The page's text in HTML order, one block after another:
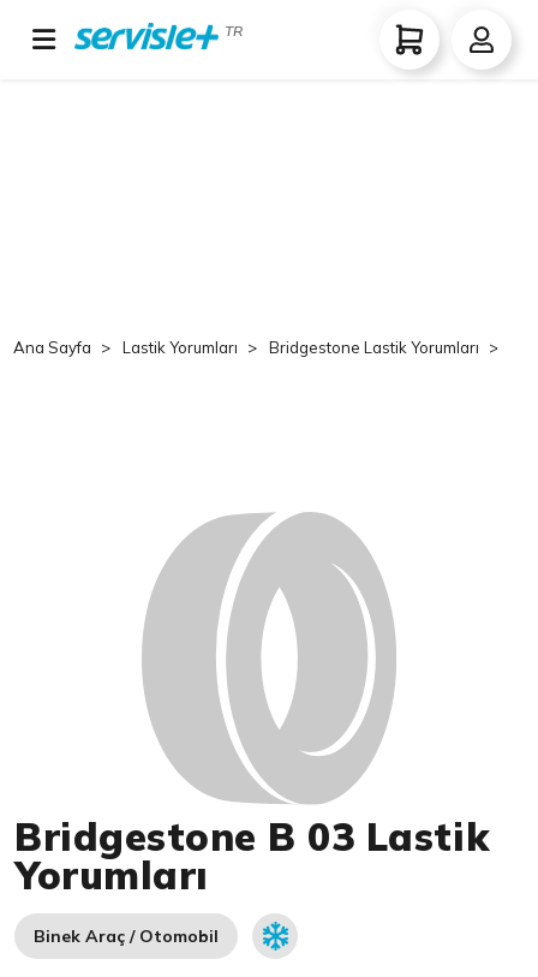
TR
Ana Sayfa Lastik Yorumları Bridgestone Lastik Yorumları
Bridgestone B 03 Lastik
Yorumları
Binek Araç / Otomobil